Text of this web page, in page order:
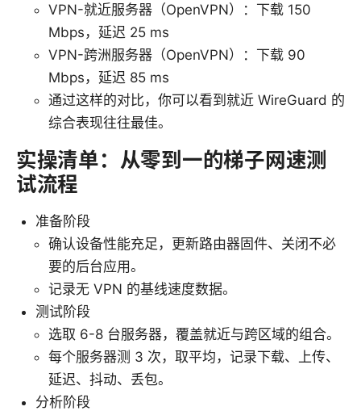
VPN-就近服务器（OpenVPN）：下载 150
Mbps，延迟 25 ms
VPN-跨洲服务器（OpenVPN）：下载 90
Mbps，延迟 85 ms
通过这样的对比，你可以看到就近 WireGuard 的
综合表现往往最佳。
实操清单：从零到一的梯子网速测
试流程
准备阶段
确认设备性能充足，更新路由器固件、关闭不必
要的后台应用。
记录无 VPN 的基线速度数据。
测试阶段
选取 6-8 台服务器，覆盖就近与跨区域的组合。
每个服务器测 3 次，取平均，记录下载、上传、
延迟、抖动、丢包。
分析阶段